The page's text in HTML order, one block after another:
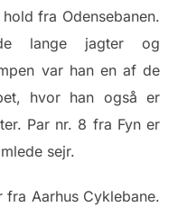
fra Odensebanen.
lange jagter og
var han en af de
hvor han også er
Par nr. 8 fra Fyn er
sejr.
Aarhus Cyklebane.